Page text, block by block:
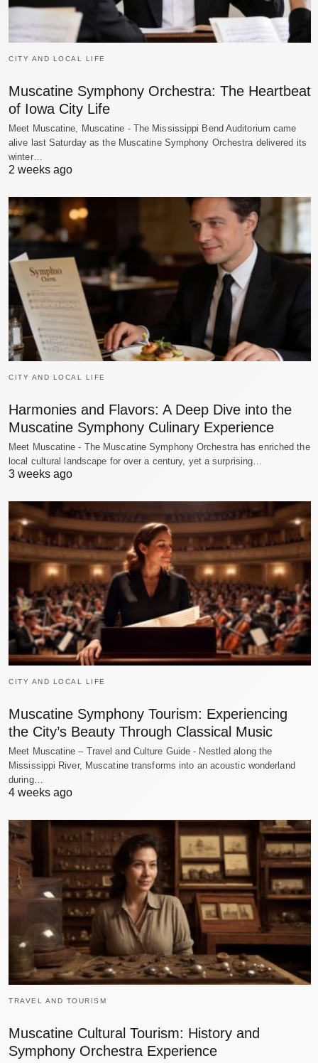
CITY AND LOCAL LIFE
Muscatine Symphony Orchestra: The Heartbeat
of Iowa City Life
Meet Muscatine, Muscatine - The Mississippi Bend Auditorium came
alive last Saturday as the Muscatine Symphony Orchestra delivered its
winter…
2 weeks ago
CITY AND LOCAL LIFE
Harmonies and Flavors: A Deep Dive into the
Muscatine Symphony Culinary Experience
Meet Muscatine - The Muscatine Symphony Orchestra has enriched the
local cultural landscape for over a century, yet a surprising…
3 weeks ago
CITY AND LOCAL LIFE
Muscatine Symphony Tourism: Experiencing
the City’s Beauty Through Classical Music
Meet Muscatine – Travel and Culture Guide - Nestled along the
Mississippi River, Muscatine transforms into an acoustic wonderland
during…
4 weeks ago
TRAVEL AND TOURISM
Muscatine Cultural Tourism: History and
Symphony Orchestra Experience